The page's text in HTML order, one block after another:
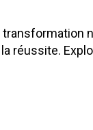
réussite.